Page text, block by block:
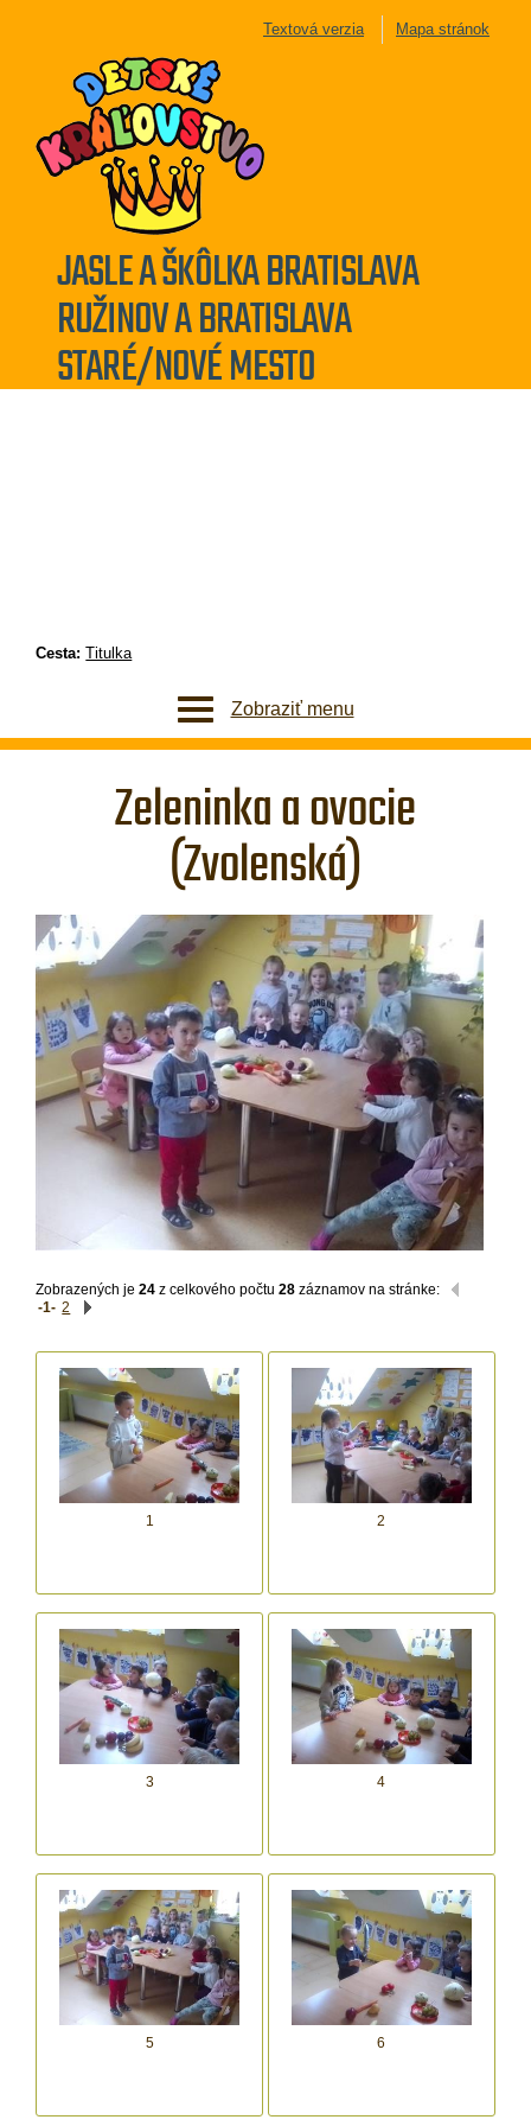
Textová verzia Mapa stránok
JASLE A ŠKÔLKA BRATISLAVA
RUŽINOV A BRATISLAVA
STARÉ/NOVÉ MESTO
Cesta:Titulka
Zobraziť menu
Zeleninka a ovocie
(Zvolenská)
Zobrazených je24 z celkového počtu28 záznamov na stránke:
-1- 2
1 2
3 4
5 6